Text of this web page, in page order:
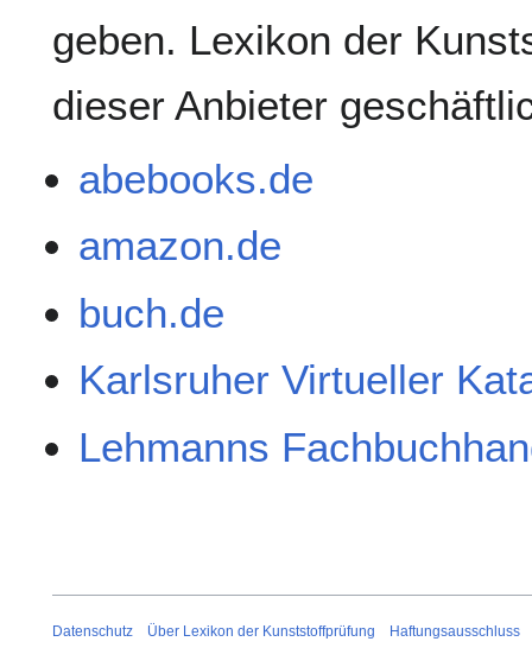
geben. Lexikon der
dieser Anbieter
abebooks.de
amazon.de
buch.de
Karlsruher Virtueller
Lehmanns
Datenschutz Über Lexikon der Kunststoffprüfung Haftungsausschluss